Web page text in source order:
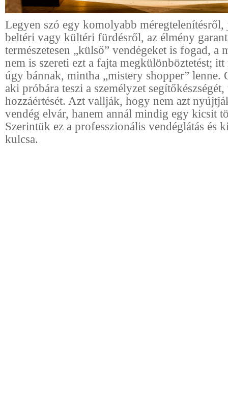
Legyen szó egy komolyabb méregtelenítésről,
beltéri vagy kültéri fürdésről, az élmény
természetesen „külső” vendégeket is fogad, a
nem is szereti ezt a fajta megkülönböztetést;
úgy bánnak, mintha „mistery shopper” lenne.
aki próbára teszi a személyzet
hozzáértését. Azt vallják, hogy nem azt
vendég elvár, hanem annál mindig egy kicsit
Szerintük ez a professzionális vendéglátás és
kulcsa.